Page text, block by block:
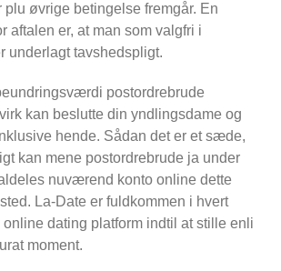
øvrige betingelse fremgår. En
aftalen er, at man som valgfri i
underlagt tavshedspligt.
postordrebrude
kan beslutte din yndlingsdame og
hende. Sådan det er et sæde,
kan mene postordrebrude ja under
nuværend konto online dette
La-Date er fuldkommen i hvert
dating platform indtil at stille enli
moment.